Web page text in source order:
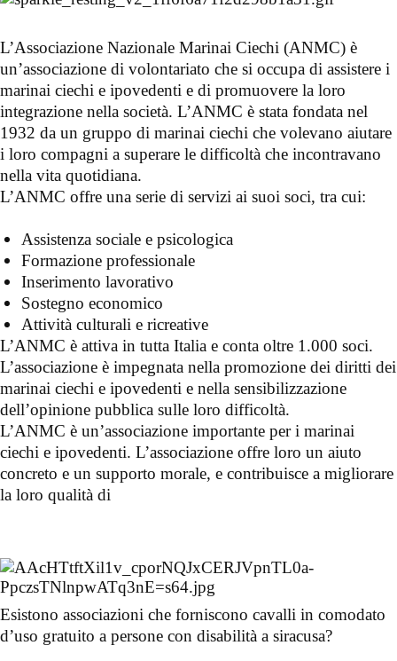
L’Associazione Nazionale Marinai Ciechi (ANMC) è
un’associazione di volontariato che si occupa di assistere i
marinai ciechi e ipovedenti e di promuovere la loro
integrazione nella società. L’ANMC è stata fondata nel
1932 da un gruppo di marinai ciechi che volevano aiutare
i loro compagni a superare le difficoltà che incontravano
nella vita quotidiana.
L’ANMC offre una serie di servizi ai suoi soci, tra cui:
Assistenza sociale e psicologica
Formazione professionale
Inserimento lavorativo
Sostegno economico
Attività culturali e ricreative
L’ANMC è attiva in tutta Italia e conta oltre 1.000 soci.
L’associazione è impegnata nella promozione dei diritti dei
marinai ciechi e ipovedenti e nella sensibilizzazione
dell’opinione pubblica sulle loro difficoltà.
L’ANMC è un’associazione importante per i marinai
ciechi e ipovedenti. L’associazione offre loro un aiuto
concreto e un supporto morale, e contribuisce a migliorare
la loro qualità di
Esistono associazioni che forniscono cavalli in comodato
d’uso gratuito a persone con disabilità a siracusa?